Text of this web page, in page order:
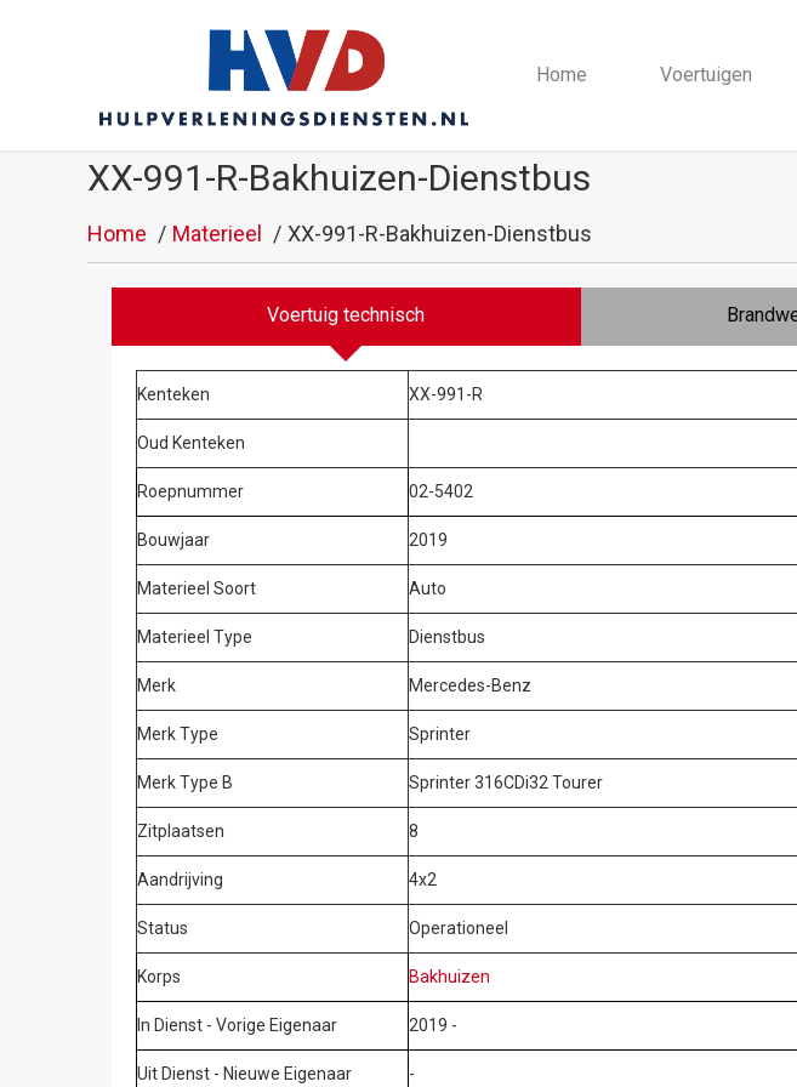
Home Voertuigen
XX-991-R-Bakhuizen-Dienstbus
Home Materieel XX-991-R-Bakhuizen-Dienstbus
Voertuig technisch
Kenteken XX-991-R
Oud Kenteken
Roepnummer 02-5402
Bouwjaar 2019
Materieel Soort Auto
Materieel Type Dienstbus
Merk Mercedes-Benz
Merk Type Sprinter
Merk Type B Sprinter 316CDi32 Tourer
Zitplaatsen 8
Aandrijving 4x2
Status Operationeel
Korps Bakhuizen
In Dienst - Vorige Eigenaar 2019 -
Uit Dienst - Nieuwe Eigenaar -